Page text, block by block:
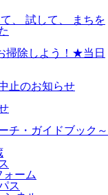
、 試して、 まちを
掃除しよう！★当日
止のお知らせ
チ・ガイドブック～